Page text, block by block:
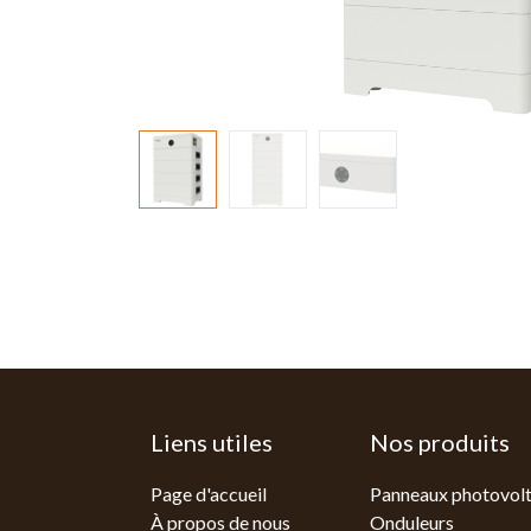
Liens utiles
Page d'accueil
À propos de nous
Nos produits
Panneaux
Onduleurs